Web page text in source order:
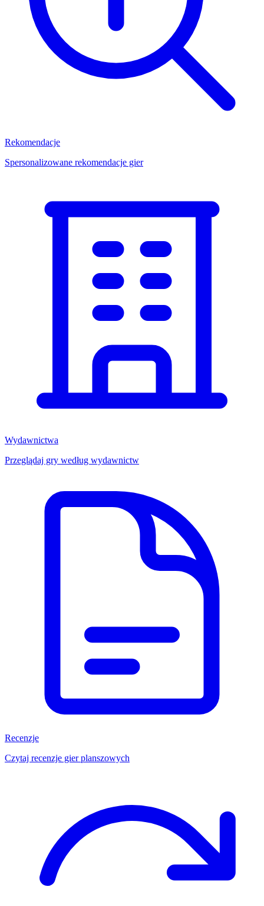
Rekomendacje
Spersonalizowane rekomendacje gier
Wydawnictwa
Przeglądaj gry według wydawnictw
Recenzje
Czytaj recenzje gier planszowych